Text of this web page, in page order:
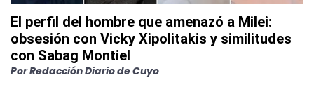
El perfil del hombre que amenazó a Milei:
obsesión con Vicky Xipolitakis y similitudes
con Sabag Montiel
PorRedacción Diario de Cuyo